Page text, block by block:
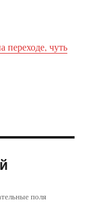
переходе, чуть
поля